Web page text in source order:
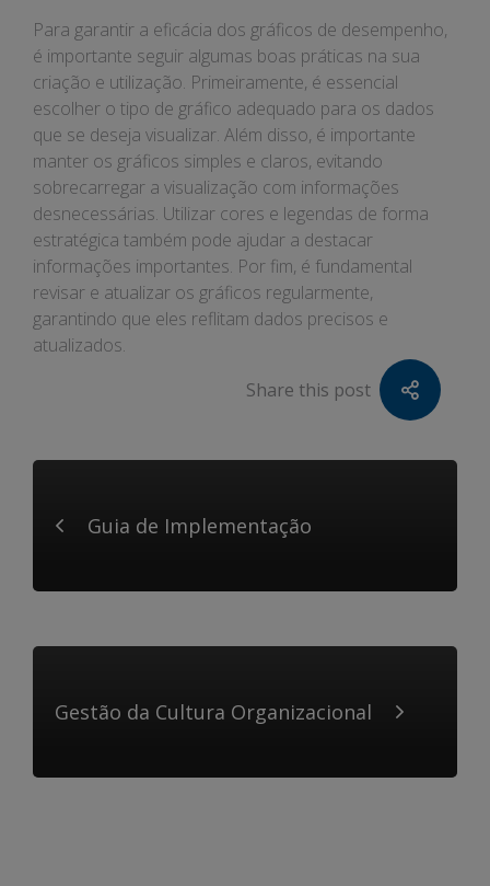
Para garantir a eficácia dos gráficos de desempenho,
é importante seguir algumas boas práticas na sua
criação e utilização. Primeiramente, é essencial
escolher o tipo de gráfico adequado para os dados
que se deseja visualizar. Além disso, é importante
manter os gráficos simples e claros, evitando
sobrecarregar a visualização com informações
desnecessárias. Utilizar cores e legendas de forma
estratégica também pode ajudar a destacar
informações importantes. Por fim, é fundamental
revisar e atualizar os gráficos regularmente,
garantindo que eles reflitam dados precisos e
atualizados.
Share this post
Guia de Implementação
Gestão da Cultura Organizacional